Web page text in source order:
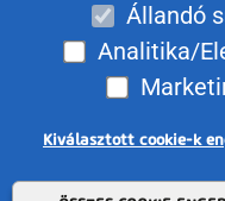
Állandó
Analitika/
Kiválasztott cookie-k
A MISKOLC TV
Minden jog fenntartva